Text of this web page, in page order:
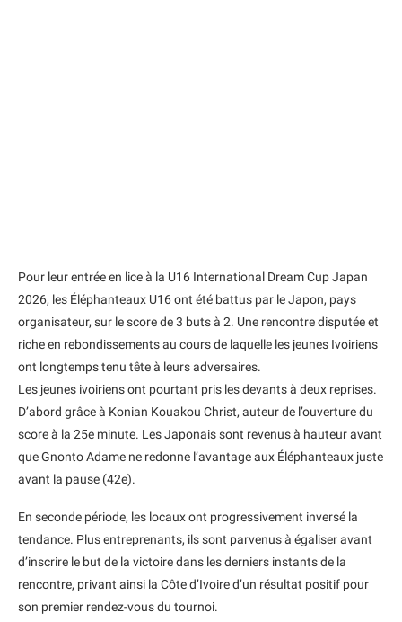
Pour leur entrée en lice à la U16 International Dream Cup Japan
2026, les Éléphanteaux U16 ont été battus par le Japon, pays
organisateur, sur le score de 3 buts à 2. Une rencontre disputée et
riche en rebondissements au cours de laquelle les jeunes Ivoiriens
ont longtemps tenu tête à leurs adversaires.
Les jeunes ivoiriens ont pourtant pris les devants à deux reprises.
D’abord grâce à Konian Kouakou Christ, auteur de l’ouverture du
score à la 25e minute. Les Japonais sont revenus à hauteur avant
que Gnonto Adame ne redonne l’avantage aux Éléphanteaux juste
avant la pause (42e).
En seconde période, les locaux ont progressivement inversé la
tendance. Plus entreprenants, ils sont parvenus à égaliser avant
d’inscrire le but de la victoire dans les derniers instants de la
rencontre, privant ainsi la Côte d’Ivoire d’un résultat positif pour
son premier rendez-vous du tournoi.